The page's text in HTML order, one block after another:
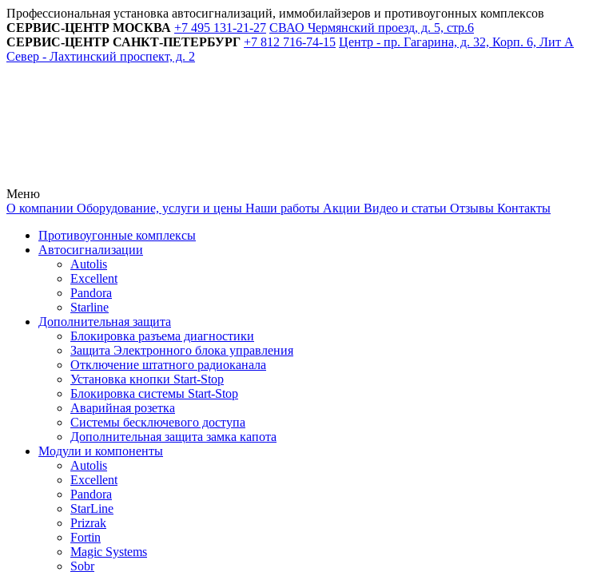
Профессиональная установка автосигнализаций, иммобилайзеров и противоугонных комплексов
СЕРВИС-ЦЕНТР МОСКВА +7 495 131-21-27 СВАО Чермянский проезд, д. 5, стр.6
СЕРВИС-ЦЕНТР САНКТ-ПЕТЕРБУРГ +7 812 716-74-15 Центр - пр. Гагарина, д. 32, Корп. 6, Лит А
Север - Лахтинский проспект, д. 2
Меню
О компании Оборудование, услуги и цены Наши работы Акции Видео и статьи Отзывы Контакты
Противоугонные комплексы
Автосигнализации
Autolis
Excellent
Pandora
Starline
Дополнительная защита
Блокировка разъема диагностики
Защита Электронного блока управления
Отключение штатного радиоканала
Установка кнопки Start-Stop
Блокировка системы Start-Stop
Аварийная розетка
Системы бесключевого доступа
Дополнительная защита замка капота
Модули и компоненты
Autolis
Excellent
Pandora
StarLine
Prizrak
Fortin
Magic Systems
Sobr